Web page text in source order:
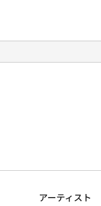
アーティスト